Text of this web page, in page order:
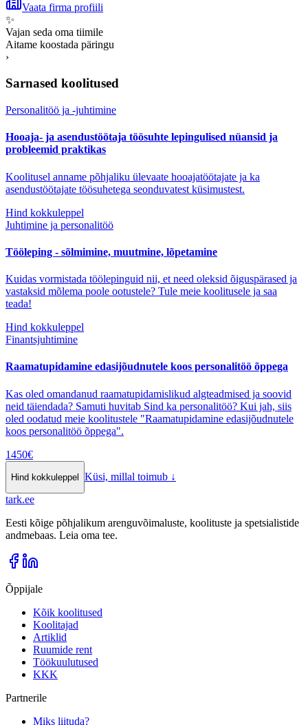
Vaata firma profiili
✨
Vajan seda oma tiimile
Aitame koostada päringu
›
Sarnased koolitused
Personalitöö ja -juhtimine
Hooaja- ja asendustöötaja töösuhte lepingulised nüansid ja
probleemid praktikas
Koolitusel anname põhjaliku ülevaate hooajatöötajate ja ka
asendustöötajate töösuhetega seonduvatest küsimustest.
Hind kokkuleppel
Juhtimine ja personalitöö
Tööleping - sõlmimine, muutmine, lõpetamine
Kuidas vormistada töölepinguid nii, et need oleksid õiguspärased ja
vastaksid mõlema poole ootustele? Tule meie koolitusele ja saa
teada!
Hind kokkuleppel
Finantsjuhtimine
Raamatupidamine edasijõudnutele koos personalitöö õppega
Kas oled omandanud raamatupidamislikud algteadmised ja soovid
neid täiendada? Samuti huvitab Sind ka personalitöö? Kui jah, siis
oled oodatud meie koolitustele "Raamatupidamine edasijõudnutele
koos personalitöö õppega".
1450€
Hind kokkuleppel Küsi, millal toimub ↓
tark.ee
Eesti kõige põhjalikum arenguvõimaluste, koolituste ja spetsialistide
andmebaas. Leia oma tee.
Õppijale
Kõik koolitused
Koolitajad
Artiklid
Ruumide rent
Töökuulutused
KKK
Partnerile
Miks liituda?